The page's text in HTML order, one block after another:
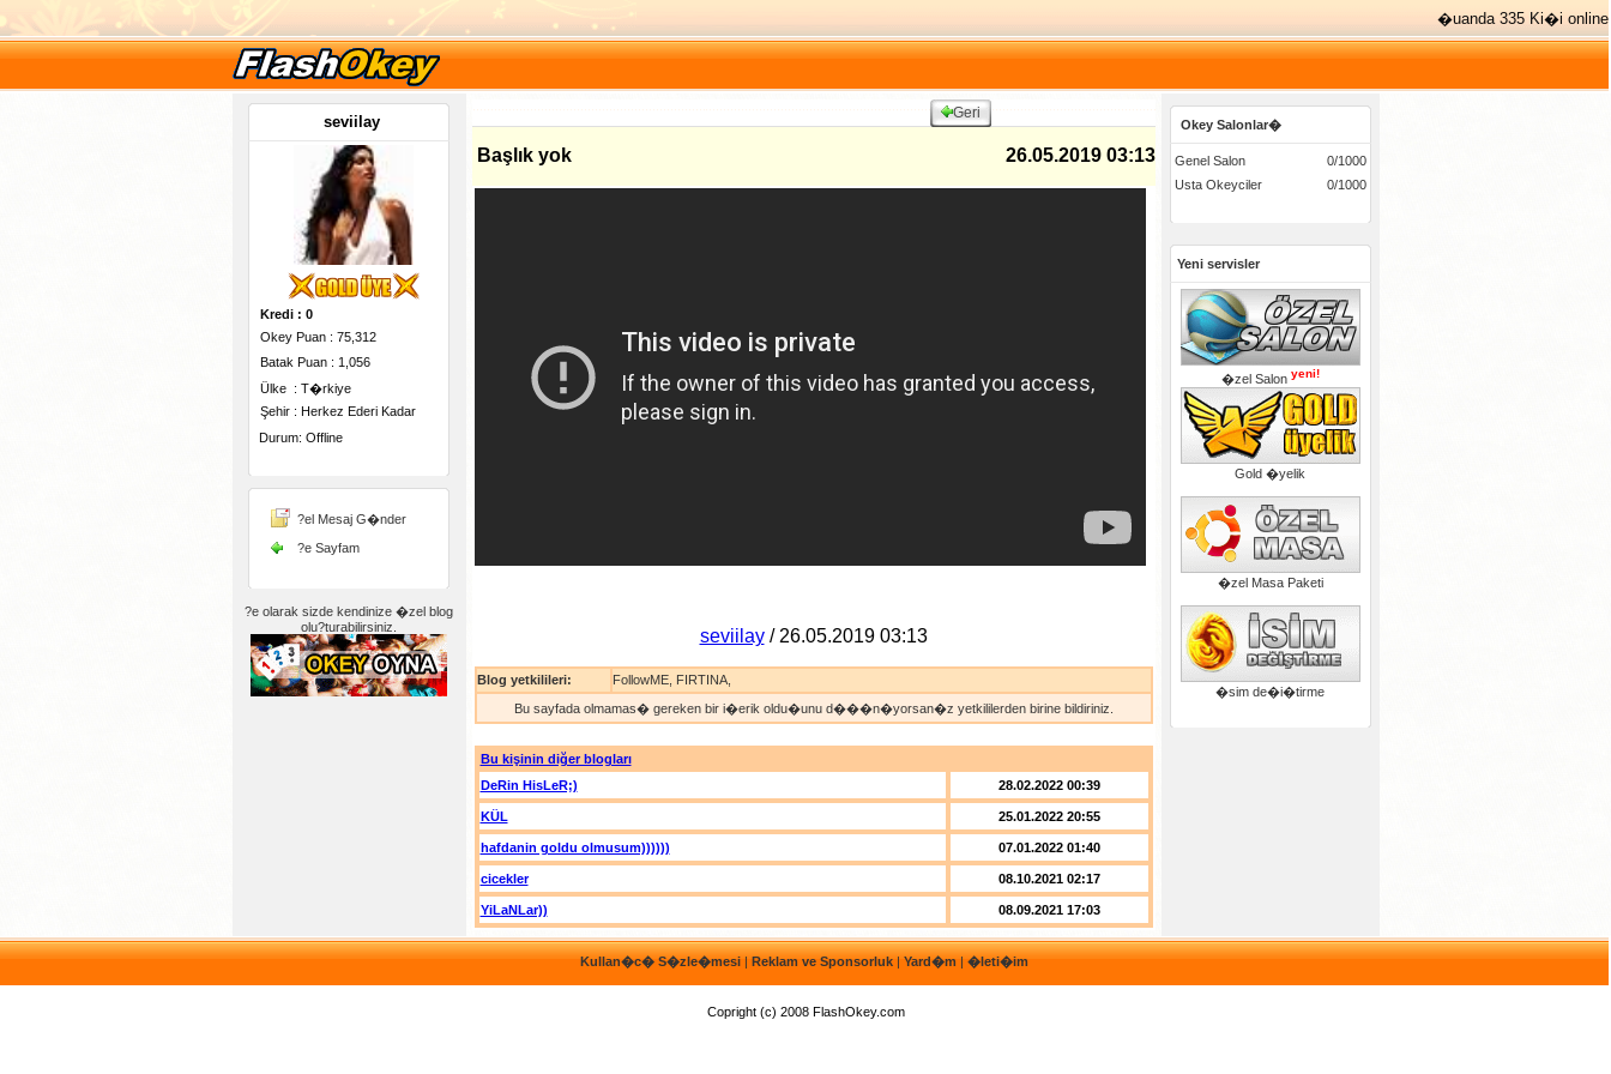
�uanda 335 Ki�i online
seviilay
Kredi : 0
Okey Puan : 75,312
Batak Puan : 1,056
Ülke : T�rkiye
Şehir : Herkez Ederi Kadar
Durum: Offline
?el Mesaj G�nder
?e Sayfam
?e olarak sizde kendinize �zel blog
olu?turabilirsiniz.
Geri
Başlık yok 26.05.2019 03:13
seviilay/ 26.05.2019 03:13
Blog yetkilileri: FollowME, FIRTINA,
Bu sayfada olmamas� gereken bir i�erik oldu�unu d���n�yorsan�z yetkililerden birine bildiriniz.
Bu kişinin diğer blogları
DeRin HisLeR;)
28.02.2022 00:39
KÜL 25.01.2022 20:55
hafdanin goldu olmusum)))))) 07.01.2022 01:40
cicekler 08.10.2021 02:17
YiLaNLar)) 08.09.2021 17:03
Okey Salonlar�
Genel Salon
0/1000
Usta Okeyciler
0/1000
Yeni servisler
�zel Salon yeni!
Gold �yelik
�zel Masa Paketi
�sim de�i�tirme
Kullan�c� S�zle�mesi | Reklam ve Sponsorluk | Yard�m | �leti�im
Copright (c) 2008 FlashOkey.com